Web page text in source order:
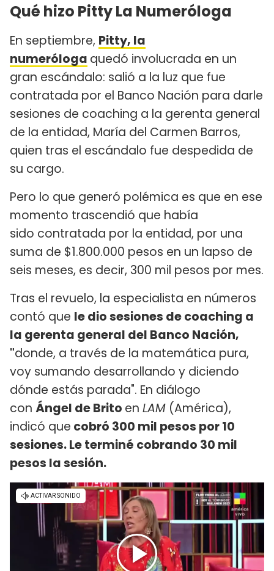
Qué hizo Pitty La Numeróloga
En septiembre, Pitty, la
numeróloga quedó involucrada en un
gran escándalo: salió a la luz que fue
contratada por el Banco Nación para darle
sesiones de coaching a la gerenta general
de la entidad, María del Carmen Barros,
quien tras el escándalo fue despedida de
su cargo.
Pero lo que generó polémica es que en ese
momento trascendió que había
sido contratada por la entidad, por una
suma de $1.800.000 pesos en un lapso de
seis meses, es decir, 300 mil pesos por mes.
Tras el revuelo, la especialista en números
contó que le dio sesiones de coaching a
la gerenta general del Banco Nación,
"donde, a través de la matemática pura,
voy sumando desarrollando y diciendo
dónde estás parada". En diálogo
con Ángel de Brito en LAM (América),
indicó que cobró 300 mil pesos por 10
sesiones. Le terminé cobrando 30 mil
pesos la sesión.